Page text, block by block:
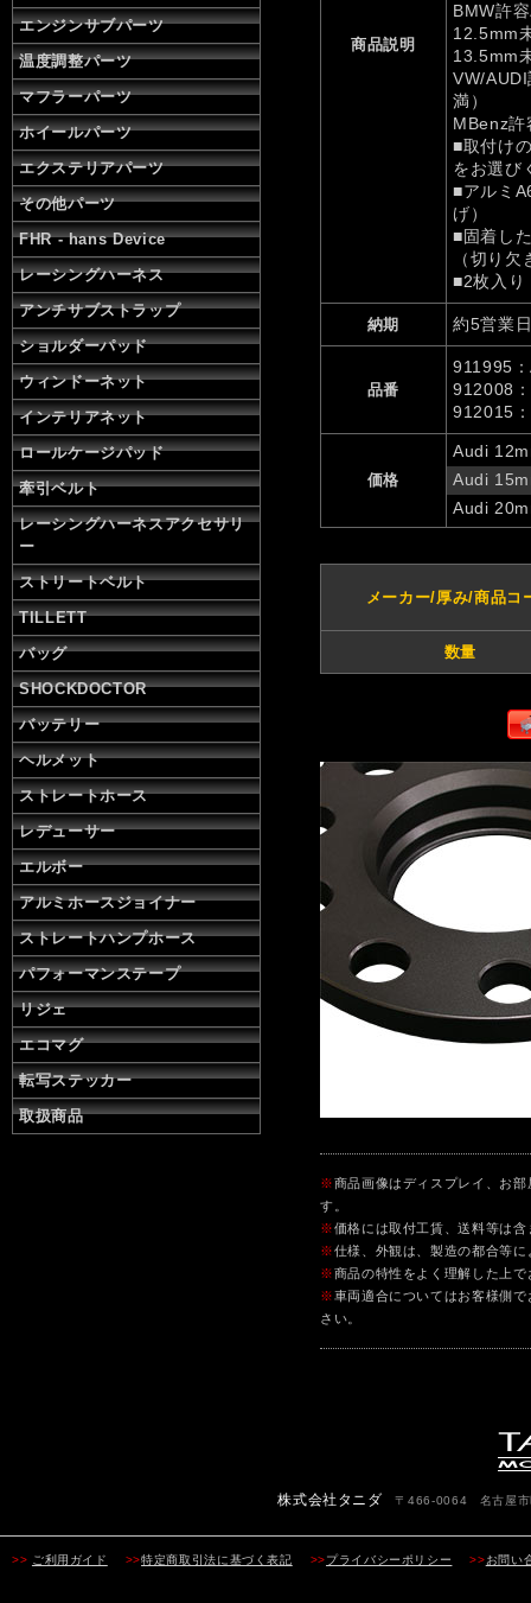
エンジンサブパーツ
温度調整パーツ
マフラーパーツ
ホイールパーツ
エクステリアパーツ
その他パーツ
FHR - hans Device
レーシングハーネス
アンチサブストラップ
ショルダーパッド
ウィンドーネット
インテリアネット
ロールケージパッド
牽引ベルト
レーシングハーネスアクセサリ
ー
ストリートベルト
TILLETT
バッグ
SHOCKDOCTOR
バッテリー
ヘルメット
ストレートホース
レデューサー
エルボー
アルミホースジョイナー
ストレートハンプホース
パフォーマンステープ
リジェ
エコマグ
転写ステッカー
取扱商品
商品説明
BMW許
12.5mm
13.5mm
VW/
満）
MBenz
■取付け
をお選び
■アルミ
げ）
■固着し
（切り
■2枚入り
納期 約5営業
品番
911995
912008
912015
価格
Audi
Audi
Audi
メーカー/厚み/商品コ
数量
※商品画像はディスプレイ、お
す。
※価格には取付工賃、送料等は
※仕様、外観は、製造の都合等
※商品の特性をよく理解した上
※車両適合についてはお客様側
さい。
株式会社タニダ 〒466-0064 名古屋市
>> ご利用ガイド >>特定商取引法に基づく表記 >>プライバシーポリシー >>お問い